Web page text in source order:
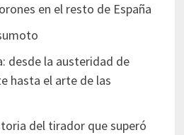
en el resto de España
desde la austeridad de
hasta el arte de las
del tirador que superó